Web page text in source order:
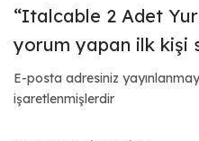
“Italcable 2 Adet
yorum yapan ilk kişi
E-posta adresiniz
işaretlenmişlerdir